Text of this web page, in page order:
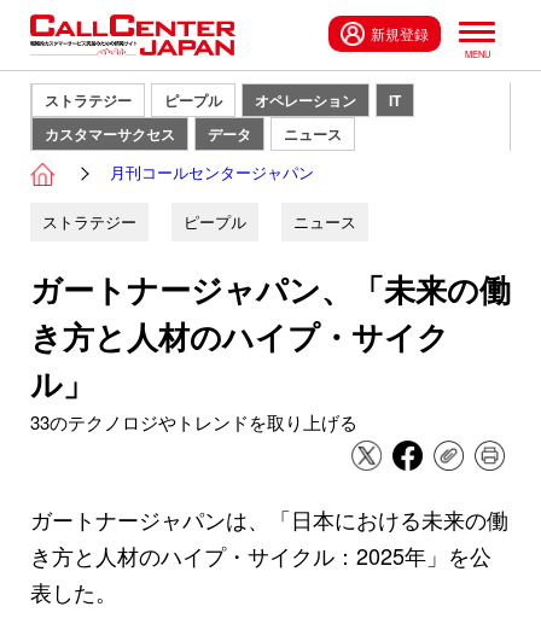
新規登録
ストラテジー ピープル オペレーション
IT
カスタマーサクセス
データ ニュース
月刊コールセンタージャパン
ストラテジー ピープル ニュース
ガートナージャパン、「未来の働
き方と人材のハイプ・サイク
ル」
33のテクノロジやトレンドを取り上げる
ガートナージャパンは、「日本における未来の働
き方と人材のハイプ・サイクル：2025年」を公
表した。